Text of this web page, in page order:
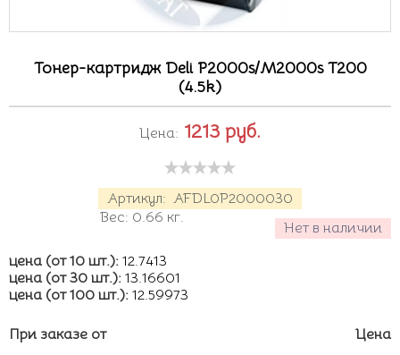
Тонер-картридж Deli P2000s/M2000s T200
(4.5k)
Артикул: AFDL0P2000030
Нет в наличии
Вес: 0.66 кг.
Цена: 1213 руб.
цена (от 10 шт.): 12.7413
цена (от 30 шт.): 13.16601
цена (от 100 шт.): 12.59973
При заказе от
Цена